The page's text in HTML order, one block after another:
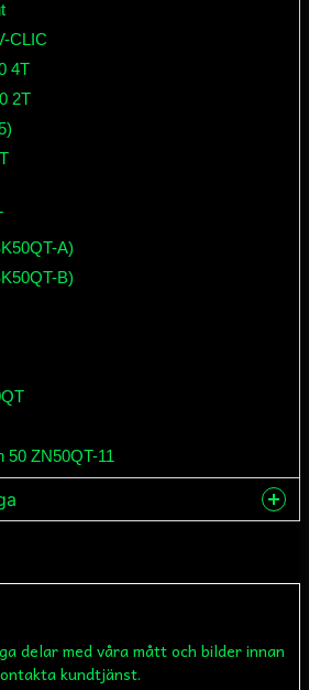
CLIC
4T
2T
A)
B)
50 ZN50QT-11
delar med våra mått och bilder innan
kundtjänst.